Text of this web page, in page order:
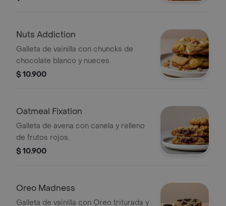
Nuts Addiction
Galleta de vainilla con chuncks de
chocolate blanco y nueces.
$ 10.900
Oatmeal Fixation
Galleta de avena con canela y relleno
de frutos rojos.
$ 10.900
Oreo Madness
Galleta de vainilla con Oreo triturada y